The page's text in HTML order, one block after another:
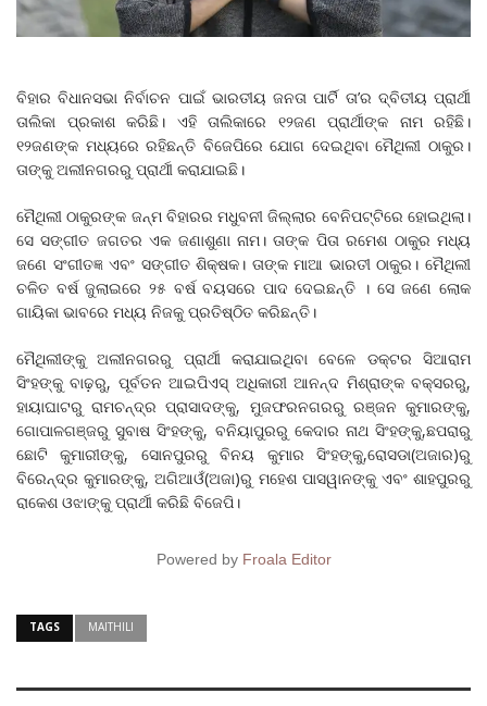
ବିହାର ବିଧାନସଭା ନିର୍ବାଚନ ପାଇଁ ଭାରତୀୟ ଜନତା ପାର୍ଟି ତା’ର ଦ୍ବିତୀୟ ପ୍ରାର୍ଥୀ
ତାଲିକା ପ୍ରକାଶ କରିଛି। ଏହି ତାଲିକାରେ ୧୨ଜଣ ପ୍ରାର୍ଥୀଙ୍କ ନାମ ରହିଛି।
୧୨ଜଣଙ୍କ ମଧ୍ୟରେ ରହିଛନ୍ତି ବିଜେପିରେ ଯୋଗ ଦେଇଥିବା ମୈଥିଲୀ ଠାକୁର।
ତାଙ୍କୁ ଅଲୀନଗରରୁ ପ୍ରାର୍ଥୀ କରାଯାଇଛି।
ମୈଥିଲୀ ଠାକୁରଙ୍କ ଜନ୍ମ ବିହାରର ମଧୁବନୀ ଜିଲ୍ଲାର ବେନିପଟ୍ଟିରେ ହୋଇଥିଲା।
ସେ ସଙ୍ଗୀତ ଜଗତର ଏକ ଜଣାଶୁଣା ନାମ। ତାଙ୍କ ପିତା ରମେଶ ଠାକୁର ମଧ୍ୟ
ଜଣେ ସଂଗୀତଜ୍ଞ ଏବଂ ସଙ୍ଗୀତ ଶିକ୍ଷକ। ତାଙ୍କ ମାଆ ଭାରତୀ ଠାକୁର। ମୈଥିଲୀ
ଚଳିତ ବର୍ଷ ଜୁଲାଇରେ ୨୫ ବର୍ଷ ବୟସରେ ପାଦ ଦେଇଛନ୍ତି । ସେ ଜଣେ ଲୋକ
ଗାୟିକା ଭାବରେ ମଧ୍ୟ ନିଜକୁ ପ୍ରତିଷ୍ଠିତ କରିଛନ୍ତି।
ମୈଥିଲୀଙ୍କୁ ଅଲୀନଗରରୁ ପ୍ରାର୍ଥୀ କରାଯାଇଥିବା ବେଳେ ଡକ୍ଟର ସିଆରାମ
ସିଂହଙ୍କୁ ବାଢ଼ରୁ, ପୂର୍ବତନ ଆଇପିଏସ୍ ଅଧିକାରୀ ଆନନ୍ଦ ମିଶ୍ରାଙ୍କ ବକ୍ସରରୁ,
ହାୟାଘାଟରୁ ରାମଚନ୍ଦ୍ର ପ୍ରାସାଦଙ୍କୁ, ମୁଜଫରନଗରରୁ ରଞ୍ଜନ କୁମାରଙ୍କୁ,
ଗୋପାଳଗଞ୍ଜରୁ ସୁବାଷ ସିଂହଙ୍କୁ, ବନିୟାପୁରରୁ କେଦାର ନାଥ ସିଂହଙ୍କୁ,ଛପରାରୁ
ଛୋଟି କୁମାରୀଙ୍କୁ, ସୋନପୁରରୁ ବିନୟ କୁମାର ସିଂହଙ୍କୁ,ରୋସଡା(ଅଜାର)ରୁ
ବିରେନ୍ଦ୍ର କୁମାରଙ୍କୁ, ଅଗିଆଓଁ(ଅଜା)ରୁ ମହେଶ ପାସୱାନଙ୍କୁ ଏବଂ ଶାହପୁରରୁ
ରାକେଶ ଓଝାଙ୍କୁ ପ୍ରାର୍ଥୀ କରିଛି ବିଜେପି।
Powered by Froala Editor
TAGS MAITHILI